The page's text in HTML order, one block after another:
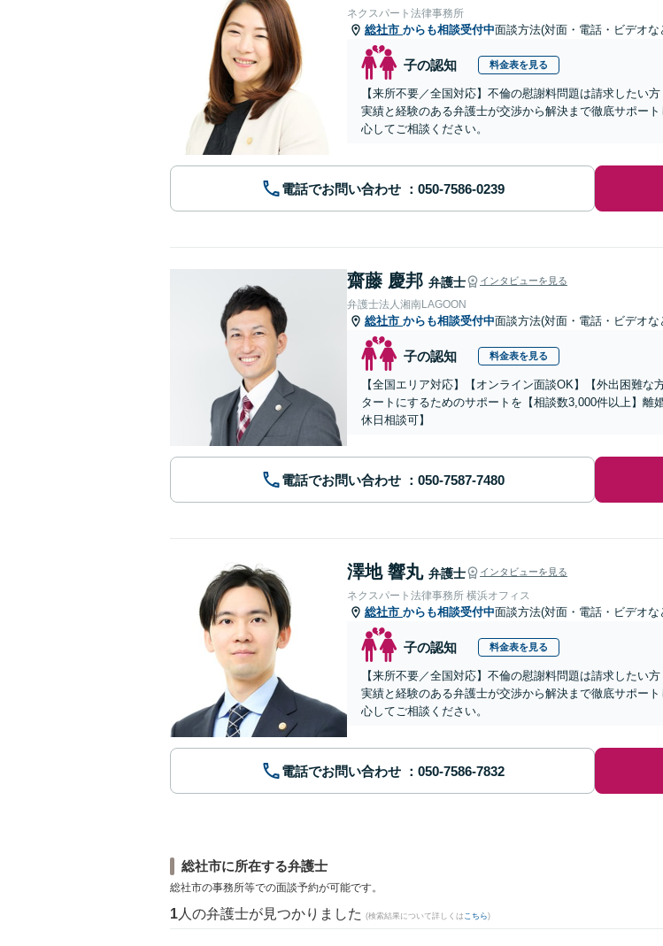
ネクスパート法律事務所
総社市 からも相談受付中面談方法(対面・電話・ビデオな
子の認知 料金表を見る
【来所不要／全国対応】不倫の慰謝料問題は請求したい
実績と経験のある弁護士が交渉から解決まで徹底サポー
心してご相談ください。
電話でお問い合わせ
齋藤 慶邦 弁護士 インタビューを見る
弁護士法人湘南LAGOON
総社市 からも相談受付中面談方法(対面・電話・ビデオな
子の認知 料金表を見る
【全国エリア対応】【オンライン面談OK】【外出困難
タートにするためのサポートを【相談数3,000件以上】離
休日相談可】
電話でお問い合わせ
澤地 響丸 弁護士 インタビューを見る
ネクスパート法律事務所 横浜オフィス
総社市 からも相談受付中面談方法(対面・電話・ビデオな
子の認知 料金表を見る
【来所不要／全国対応】不倫の慰謝料問題は請求したい
実績と経験のある弁護士が交渉から解決まで徹底サポー
心してご相談ください。
電話でお問い合わせ
総社市に所在する弁護士
総社市の事務所等での面談予約が可能です。
1 人の弁護士が見つかりました (検索結果について詳しくは こちら)